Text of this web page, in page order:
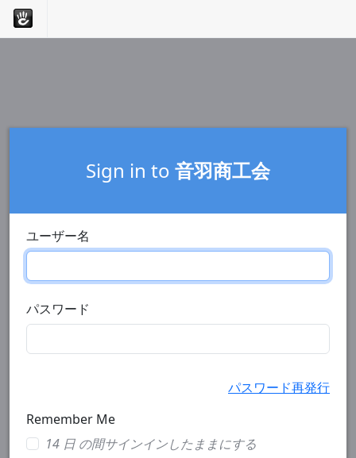
Sign in to 音羽商工会
ユーザー名
パスワード
パスワード再発行
Remember Me
14 日 の間サインインしたままにする